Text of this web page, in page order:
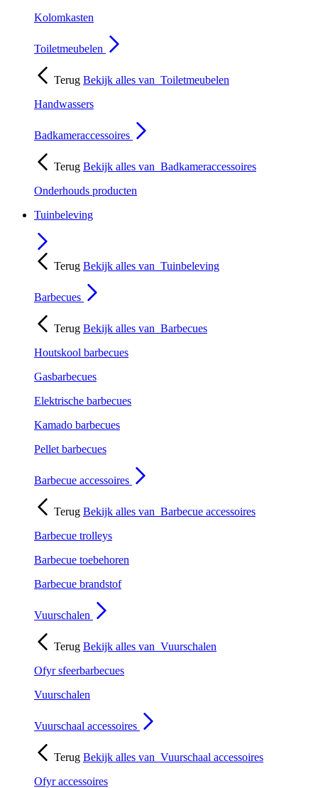
Kolomkasten
Toiletmeubelen
Terug Bekijk alles van Toiletmeubelen
Handwassers
Badkameraccessoires
Terug Bekijk alles van Badkameraccessoires
Onderhouds producten
Tuinbeleving
Terug Bekijk alles van Tuinbeleving
Barbecues
Terug Bekijk alles van Barbecues
Houtskool barbecues
Gasbarbecues
Elektrische barbecues
Kamado barbecues
Pellet barbecues
Barbecue accessoires
Terug Bekijk alles van Barbecue accessoires
Barbecue trolleys
Barbecue toebehoren
Barbecue brandstof
Vuurschalen
Terug Bekijk alles van Vuurschalen
Ofyr sfeerbarbecues
Vuurschalen
Vuurschaal accessoires
Terug Bekijk alles van Vuurschaal accessoires
Ofyr accessoires